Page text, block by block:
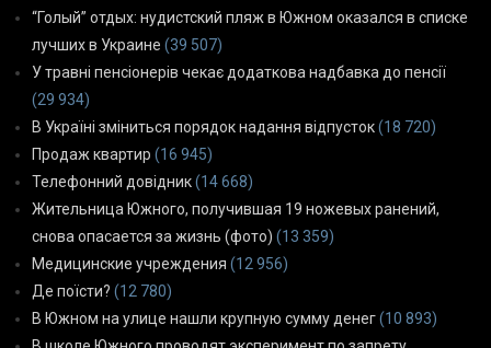
“Голый” отдых: нудистский пляж в Южном оказался в списке
лучших в Украине (39 507)
У травні пенсіонерів чекає додаткова надбавка до пенсії
(29 934)
В Україні зміниться порядок надання відпусток(18 720)
Продаж квартир (16 945)
Телефонний довідник(14 668)
Жительница Южного, получившая 19 ножевых ранений,
снова опасается за жизнь (фото) (13 359)
Медицинские учреждения (12 956)
Де поїсти? (12 780)
В Южном на улице нашли крупную сумму денег(10 893)